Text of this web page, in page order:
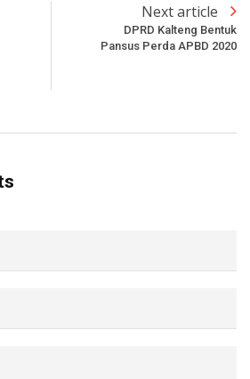
Next article
DPRD Kalteng Bentuk
Pansus Perda APBD 2020